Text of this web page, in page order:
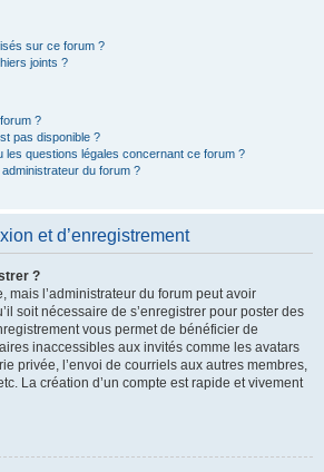
sur ce forum ?
joints ?
?
pas disponible ?
les questions légales concernant ce forum ?
du forum ?
et d’enregistrement
?
mais l’administrateur du forum peut avoir
soit nécessaire de s’enregistrer pour poster des
vous permet de bénéficier de
inaccessibles aux invités comme les avatars
privée, l’envoi de courriels aux autres membres,
La création d’un compte est rapide et vivement